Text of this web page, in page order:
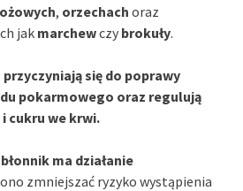
, orzechach oraz
jak marchewczy brokuły.
się do poprawy
pokarmowego oraz regulują
cukru we krwi.
ma działanie
zmniejszać ryzyko wystąpienia